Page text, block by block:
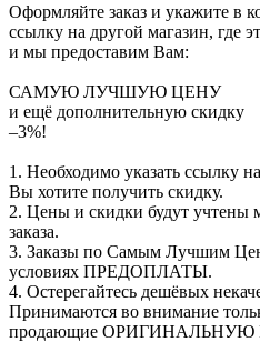
Оформляйте заказ и укажите в
ссылку на другой магазин, где
и мы предоставим Вам:
САМУЮ ЛУЧШУЮ ЦЕНУ
и ещё дополнительную скидку
–3%!
1. Необходимо указать ссылку
Вы хотите получить скидку.
2. Цены и скидки будут учтены
заказа.
3. Заказы по Самым Лучшим
условиях ПРЕДОПЛАТЫ.
4. Остерегайтесь дешёвых
Принимаются во внимание
продающие